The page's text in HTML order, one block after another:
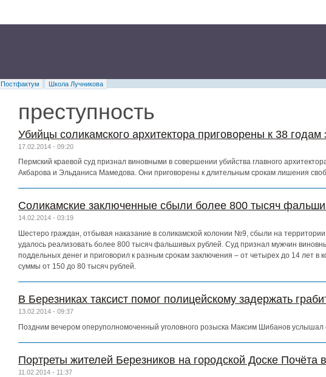
Постфактум
Школа Лучникова
преступность
Убийцы соликамского архитектора приговорены к 38 годам
17.02.2014 - 09:20
Пермский краевой суд признал виновными в совершении убийства главного
Акбарова и Эльданиса Мамедова. Они приговорены к длительным срокам лишения
Соликамские заключенные сбыли более 800 тысяч
14.02.2014 - 03:19
Шестеро граждан, отбывая наказание в соликамской колонии №9, сбыли на
удалось реализовать более 800 тысяч фальшивых рублей. Суд признал мужчин
поддельных денег и приговорил к разным срокам заключения – от четырех до 14 лет
суммы от 150 до 80 тысяч рублей.
В Березниках таксист помог полицейскому задержать
13.02.2014 - 09:37
Поздним вечером оперуполномоченный уголовного розыска Максим Шибанов услышал
Портреты жителей Березников на городской Доске Почёта
11.02.2014 - 11:37